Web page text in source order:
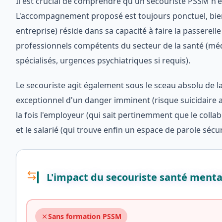
L'accompagnement proposé est toujours ponctuel,
entreprise) réside dans sa capacité à faire la
professionnels compétents du secteur de la santé
spécialisés, urgences psychiatriques si requis).
Le secouriste agit également sous le sceau absolu
exceptionnel d'un danger imminent (risque suicidaire
la fois l'employeur (qui sait pertinemment que le
et le salarié (qui trouve enfin un espace de parole
L'impact du secouriste santé
Sans formation PSSM